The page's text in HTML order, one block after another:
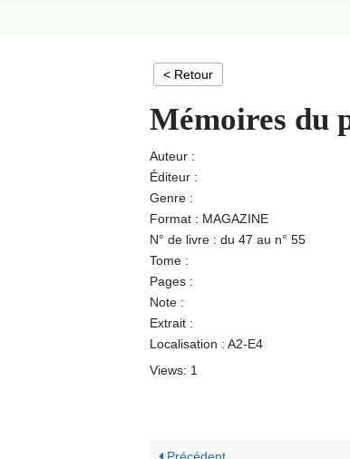
< Retour
Mémoires du
Auteur :
Éditeur :
Genre :
Format : MAGAZINE
N° de livre : du 47 au n° 55
Tome :
Pages :
Note :
Extrait :
Localisation : A2-E4
Views: 1